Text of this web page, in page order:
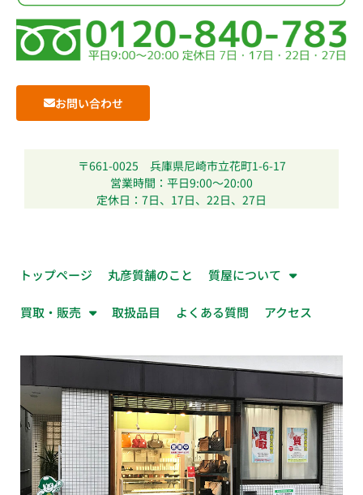
お問い合わせ
〒661-0025 兵庫県尼崎市立花町1-6-17
営業時間：平日9:00～20:00
定休日：7日、17日、22日、27日
トップページ 丸彦質舗のこと 質屋について
買取・販売 取扱品目 よくある質問 アクセス